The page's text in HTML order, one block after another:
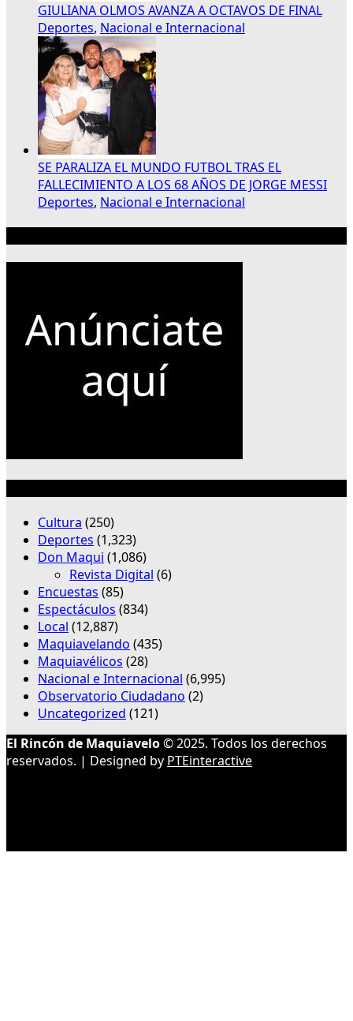
GIULIANA OLMOS AVANZA A OCTAVOS DE FINAL
Deportes, Nacional e Internacional
SE PARALIZA EL MUNDO FUTBOL TRAS EL
FALLECIMIENTO A LOS 68 AÑOS DE JORGE MESSI
Deportes, Nacional e Internacional
Cultura (250)
Deportes (1,323)
Don Maqui (1,086)
Revista Digital (6)
Encuestas (85)
Espectáculos (834)
Local (12,887)
Maquiavelando (435)
Maquiavélicos (28)
Nacional e Internacional (6,995)
Observatorio Ciudadano (2)
Uncategorized (121)
El Rincón de Maquiavelo© 2025. Todos los derechos
reservados. | Designed by PTEinteractive